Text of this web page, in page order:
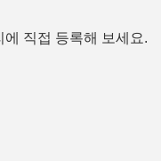
직접 등록해 보세요.